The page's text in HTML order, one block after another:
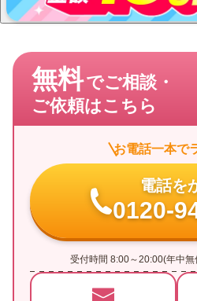
無料でご相談・
ご依頼はこちら
お電話一本で
電話を
0120-
受付時間 8:00～20:00(年中